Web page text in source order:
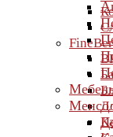
FineBer